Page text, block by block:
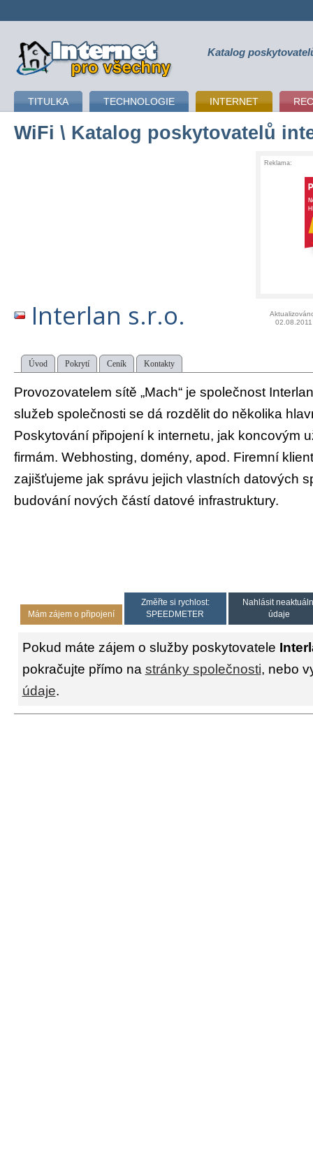
připojení k internetu Katalog
TITULKA TECHNOLOGIE INTERNET
WiFi \ Katalog poskytovatelů
Reklama:
Interlan s.r.o.
02.08.2011
Úvod Pokrytí Ceník Kontakty
Provozovatelem sítě „Mach“ je společnost
služeb společnosti se dá rozdělit do několika
Poskytování připojení k internetu, jak koncovým
firmám. Webhosting, domény, apod. Firemní
zajišťujeme jak správu jejich vlastních datových
budování nových částí datové infrastruktury.
Mám zájem o připojení
Změřte si rychlost:
SPEEDMETER
Nahlásit
údaje
Pokud máte zájem o služby poskytovatele
pokračujte přímo na stránky společnosti, nebo
údaje.